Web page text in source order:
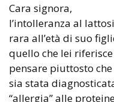
Cara signora,
l’intolleranza al
rara all’età di suo
quello che lei
pensare piuttosto
sia stata
“allergia” alle